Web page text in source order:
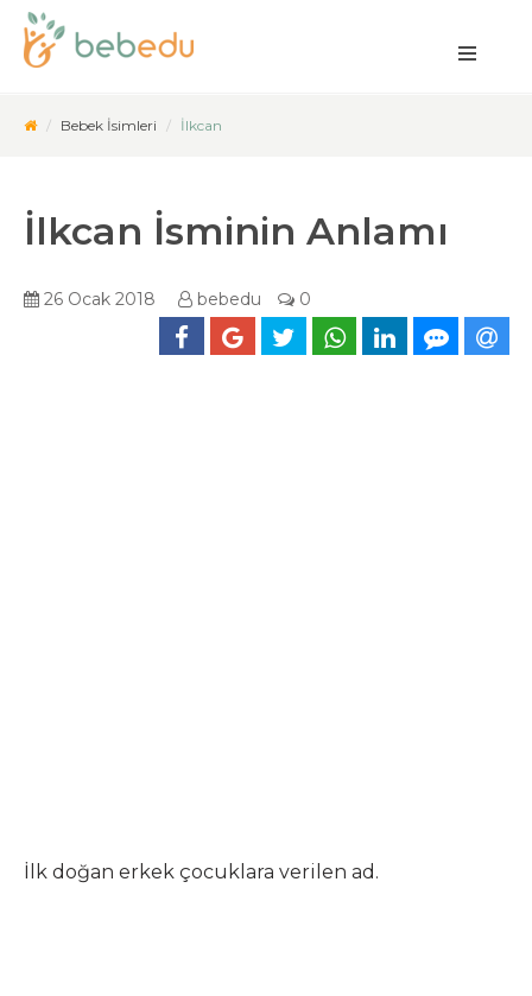
Bebek İsimleri İlkcan
İlkcan İsminin Anlamı
26 Ocak 2018 bebedu 0
İlk doğan erkek çocuklara verilen ad.